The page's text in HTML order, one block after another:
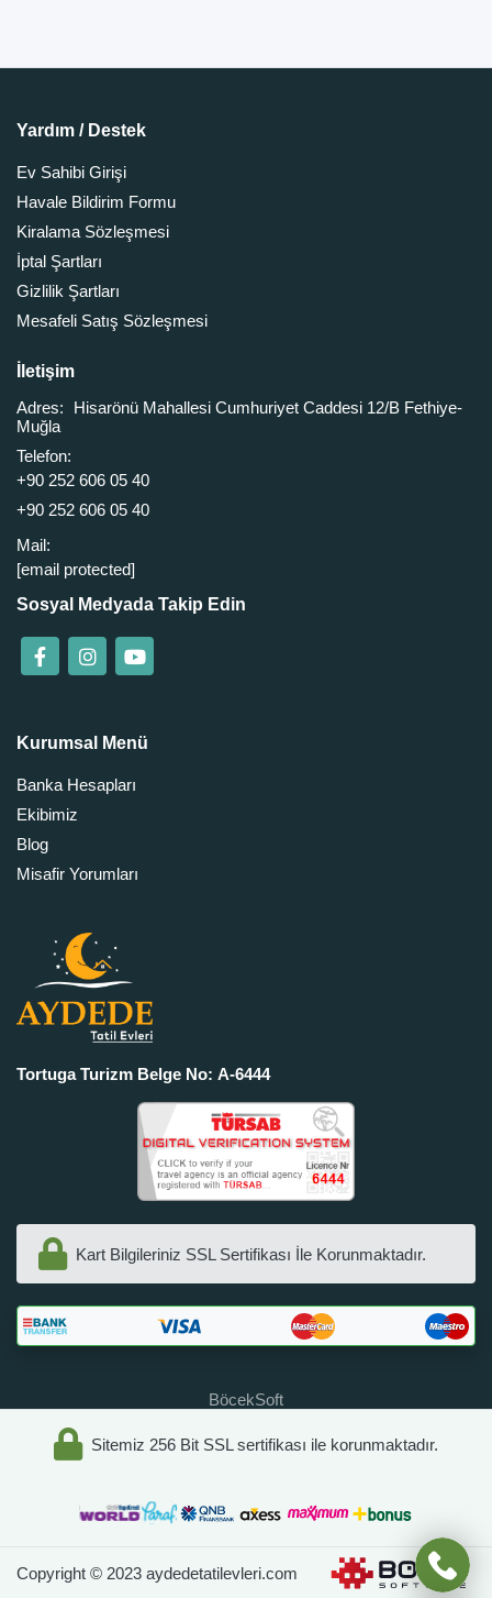
Yardım / Destek
Ev Sahibi Girişi
Havale Bildirim Formu
Kiralama Sözleşmesi
İptal Şartları
Gizlilik Şartları
Mesafeli Satış Sözleşmesi
İletişim
Adres:
Hisarönü Mahallesi Cumhuriyet Caddesi 12/B Fethiye-
Muğla
Telefon:
+90 252 606 05 40
+90 252 606 05 40
Mail:
[email protected]
Sosyal Medyada Takip Edin
Kurumsal Menü
Banka Hesapları
Ekibimiz
Blog
Misafir Yorumları
Tortuga Turizm Belge No: A-6444
Kart Bilgileriniz SSL Sertifikası İle Korunmaktadır.
BöcekSoft
Sitemiz 256 Bit SSL sertifikası ile korunmaktadır.
Copyright © 2023 aydedetatilevleri.com